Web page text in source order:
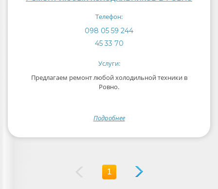
Телефон:
098 05 59 244
45 33 70
Услуги:
Предлагаем ремонт любой холодильной техники в
Ровно.
Подробнее
1